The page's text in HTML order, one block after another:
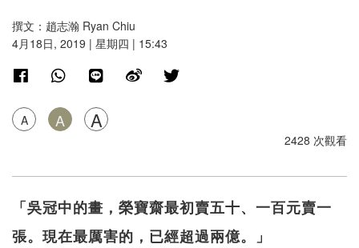
撰文：趙志瀚 Ryan Chiu
4月18日, 2019 | 星期四 | 15:43
A A A
2428 次觀看
「吳冠中的畫，榮寶齋最初賣五十、一百元賣一
張。現在最厲害的，已經超過兩億。」